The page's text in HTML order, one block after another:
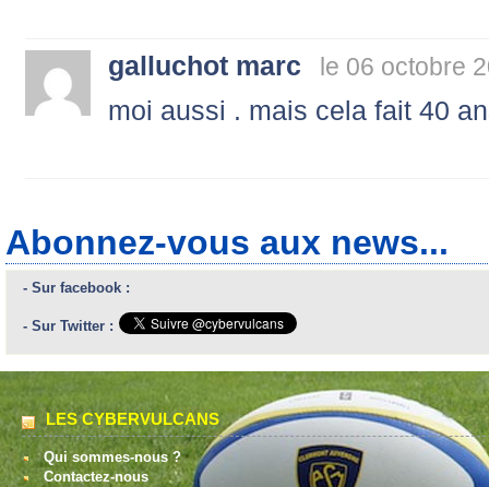
galluchot marc le 06 octobre
moi aussi . mais cela fait 40
Abonnez-vous aux news...
- Sur facebook :
- Sur Twitter :
LES CYBERVULCANS
Qui sommes-nous ?
Contactez-nous